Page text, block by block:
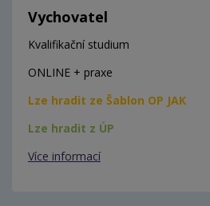
Vychovatel
Kvalifikační studium
ONLINE + praxe
Lze hradit ze Šablon OP JAK
Lze hradit z ÚP
Více informací